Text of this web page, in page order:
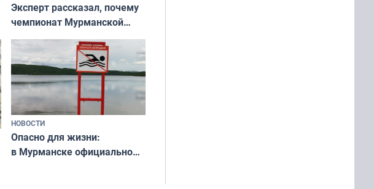
Эксперт рассказал, почему
чемпионат Мурманской
области по футболу остался
незамеченным
НОВОСТИ
Опасно для жизни:
в Мурманске официально